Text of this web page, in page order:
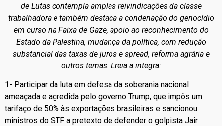
de Lutas contempla amplas reivindicações da classe
trabalhadora e também destaca a condenação do genocídio
em curso na Faixa de Gaze, apoio ao reconhecimento do
Estado da Palestina, mudança da política, com redução
substancial das taxas de juros e spread, reforma agrária e
outros temas. Lreia a íntegra:
1- Participar da luta em defesa da soberania nacional
ameaçada e agredida pelo governo Trump, que impôs um
tarifaço de 50% às exportações brasileiras e sancionou
ministros do STF a pretexto de defender o golpista Jair